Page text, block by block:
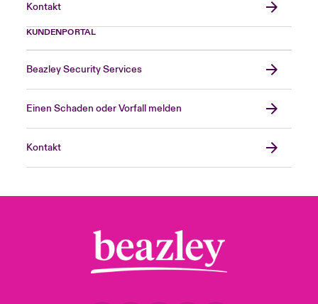
Kontakt
KUNDENPORTAL
Beazley Security Services
Einen Schaden oder Vorfall melden
Kontakt